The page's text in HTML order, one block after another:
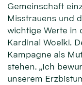
Gemeinschaft
Misstrauens und
wichtige Werte in
Kardinal Woelki.
Kampagne als
stehen. „Ich
unserem